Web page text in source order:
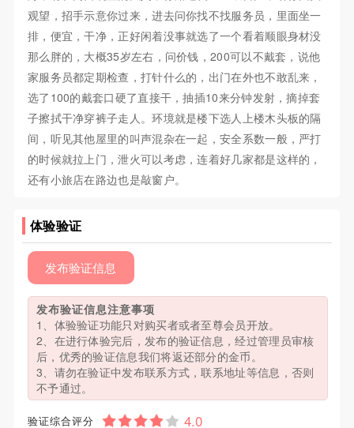
观望，招手示意你过来，进去问你找不找服务员，里面坐一
排，便宜，干净，正好闲着没事就选了一个看着顺眼身材没
那么胖的，大概35岁左右，问价钱，200可以不戴套，说他
家服务员都定期检查，打针什么的，出门在外也不敢乱来，
选了100的戴套口硬了直接干，抽插10来分钟发射，摘掉套
子擦拭干净穿裤子走人。环境就是楼下选人上楼木头板的隔
间，听见其他屋里的叫声混杂在一起，安全系数一般，严打
的时候就拉上门，泄火可以考虑，连着好几家都是这样的，
还有小旅店在路边也是敲窗户。
体验验证
发布验证信息
发布验证信息注意事项
1、体验验证功能只对购买者或者至尊会员开放。
2、在进行体验完后，发布的验证信息，经过管理员审核
后，优秀的验证信息我们将返还部分的金币。
3、请勿在验证中发布联系方式，联系地址等信息，否则
不予通过。
验证综合评分